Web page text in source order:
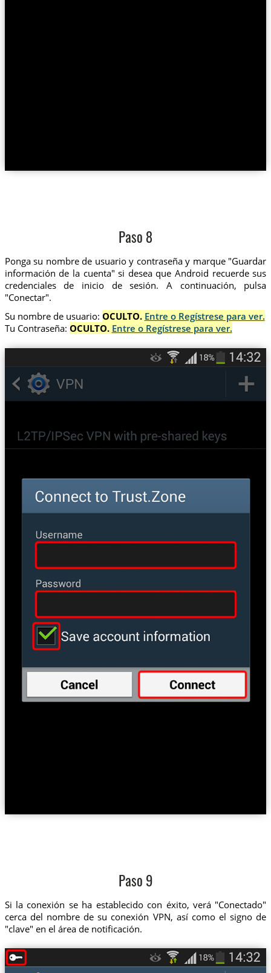
Paso 8
Ponga su nombre de usuario y contraseña y marque "Guardar
información de la cuenta" si desea que Android recuerde sus
credenciales de inicio de sesión. A continuación, pulsa
"Conectar".
Su nombre de usuario: OCULTO. Entre o Regístrese para ver.
Tu Contraseña: OCULTO. Entre o Regístrese para ver.
Paso 9
Si la conexión se ha establecido con éxito, verá "Conectado"
cerca del nombre de su conexión VPN, así como el signo de
"clave" en el área de notificación.